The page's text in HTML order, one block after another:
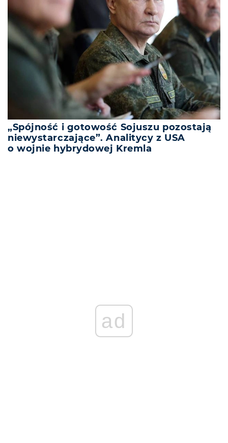
„Spójność i gotowość Sojuszu pozostają
niewystarczające”. Analitycy z USA
o wojnie hybrydowej Kremla